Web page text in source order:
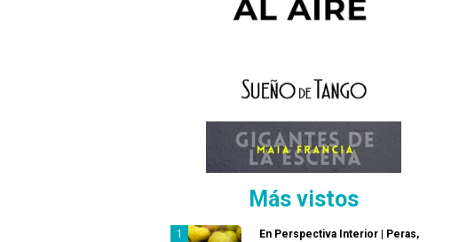
Más vistos
En Perspectiva Interior | Peras,